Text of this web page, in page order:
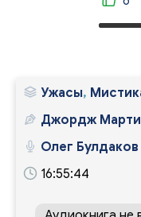
Ужасы,
Джордж
Олег Булдаков
16:55:44